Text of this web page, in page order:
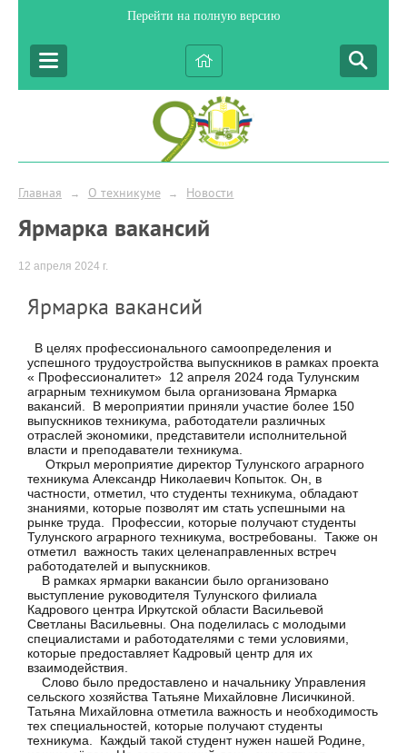
Перейти на полную версию
Главная → О техникуме → Новости
Ярмарка вакансий
12 апреля 2024 г.
Ярмарка вакансий
В целях профессионального самоопределения и
успешного трудоустройства выпускников в рамках проекта
« Профессионалитет» 12 апреля 2024 года Тулунским
аграрным техникумом была организована Ярмарка
вакансий. В мероприятии приняли участие более 150
выпускников техникума, работодатели различных
отраслей экономики, представители исполнительной
власти и преподаватели техникума.
Открыл мероприятие директор Тулунского аграрного
техникума Александр Николаевич Копыток. Он, в
частности, отметил, что студенты техникума, обладают
знаниями, которые позволят им стать успешными на
рынке труда. Профессии, которые получают студенты
Тулунского аграрного техникума, востребованы. Также он
отметил важность таких целенаправленных встреч
работодателей и выпускников.
В рамках ярмарки вакансии было организовано
выступление руководителя Тулунского филиала
Кадрового центра Иркутской области Васильевой
Светланы Васильевны. Она поделилась с молодыми
специалистами и работодателями с теми условиями,
которые предоставляет Кадровый центр для их
взаимодействия.
Слово было предоставлено и начальнику Управления
сельского хозяйства Татьяне Михайловне Лисичкиной.
Татьяна Михайловна отметила важность и необходимость
тех специальностей, которые получают студенты
техникума. Каждый такой студент нужен нашей Родине,